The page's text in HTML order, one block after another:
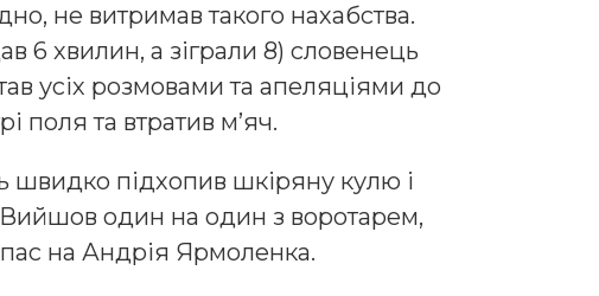
не витримав такого нахабства.
6 хвилин, а зіграли 8) словенець
усіх розмовами та апеляціями до
поля та втратив м’яч.
швидко підхопив шкіряну кулю і
один на один з воротарем,
на Андрія Ярмоленка.